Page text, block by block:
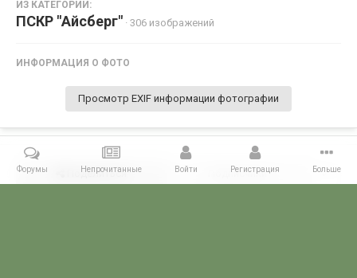
ИЗ КАТЕГОРИИ:
ПСКР "Айсберг" · 306 изображений
ИНФОРМАЦИЯ О ФОТО
Просмотр EXIF информации фотографии
Поделиться Подписчики 0
Форумы Непрочитанные Войти Регистрация Больше